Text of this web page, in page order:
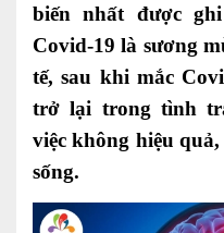
Tin Ưu
Tin sự
Báo chí
DỊCH VỤ
biến nhất được
Covid-19 là sương
tế, sau khi mắc
trở lại trong tình
việc không hiệu
sống.